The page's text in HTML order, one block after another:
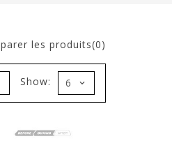
les produits(0)
Show: